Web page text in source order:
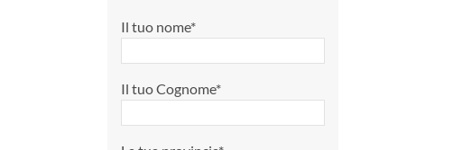
Il tuo nome*
Il tuo Cognome*